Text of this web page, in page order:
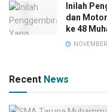
Inilah
dan
ke 48
Recent News